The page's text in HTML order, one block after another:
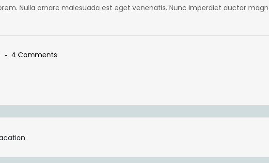
Nulla ornare malesuada est eget venenatis. Nunc imperdiet auctor
4 Comments